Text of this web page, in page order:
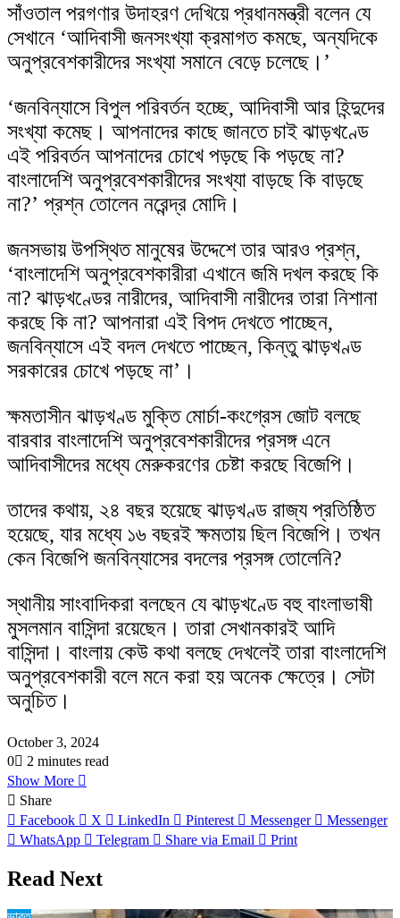
সাঁওতাল পরগণার উদাহরণ দেখিয়ে প্রধানমন্ত্রী বলেন যে
সেখানে ‘আদিবাসী জনসংখ্যা ক্রমাগত কমছে, অন্যদিকে
অনুপ্রবেশকারীদের সংখ্যা সমানে বেড়ে চলেছে।’
‘জনবিন্যাসে বিপুল পরিবর্তন হচ্ছে, আদিবাসী আর হিন্দুদের
সংখ্যা কমেছ। আপনাদের কাছে জানতে চাই ঝাড়খণ্ডে
এই পরিবর্তন আপনাদের চোখে পড়ছে কি পড়ছে না?
বাংলাদেশি অনুপ্রবেশকারীদের সংখ্যা বাড়ছে কি বাড়ছে
না?’ প্রশ্ন তোলেন নরেন্দ্র মোদি।
জনসভায় উপস্থিত মানুষের উদ্দেশে তার আরও প্রশ্ন,
‘বাংলাদেশি অনুপ্রবেশকারীরা এখানে জমি দখল করছে কি
না? ঝাড়খণ্ডের নারীদের, আদিবাসী নারীদের তারা নিশানা
করছে কি না? আপনারা এই বিপদ দেখতে পাচ্ছেন,
জনবিন্যাসে এই বদল দেখতে পাচ্ছেন, কিন্তু ঝাড়খণ্ড
সরকারের চোখে পড়ছে না’।
ক্ষমতাসীন ঝাড়খণ্ড মুক্তি মোর্চা-কংগ্রেস জোট বলছে
বারবার বাংলাদেশি অনুপ্রবেশকারীদের প্রসঙ্গ এনে
আদিবাসীদের মধ্যে মেরুকরণের চেষ্টা করছে বিজেপি।
তাদের কথায়, ২৪ বছর হয়েছে ঝাড়খণ্ড রাজ্য প্রতিষ্ঠিত
হয়েছে, যার মধ্যে ১৬ বছরই ক্ষমতায় ছিল বিজেপি। তখন
কেন বিজেপি জনবিন্যাসের বদলের প্রসঙ্গ তোলেনি?
স্থানীয় সাংবাদিকরা বলছেন যে ঝাড়খণ্ডে বহু বাংলাভাষী
মুসলমান বাসিন্দা রয়েছেন। তারা সেখানকারই আদি
বাসিন্দা। বাংলায় কেউ কথা বলছে দেখলেই তারা বাংলাদেশি
অনুপ্রবেশকারী বলে মনে করা হয় অনেক ক্ষেত্রে। সেটা
অনুচিত।
October 3, 2024
0
2 minutes read
Show More
Share
Facebook
X LinkedIn Pinterest Messenger
Messenger
WhatsApp
Telegram Share via Email Print
Read Next